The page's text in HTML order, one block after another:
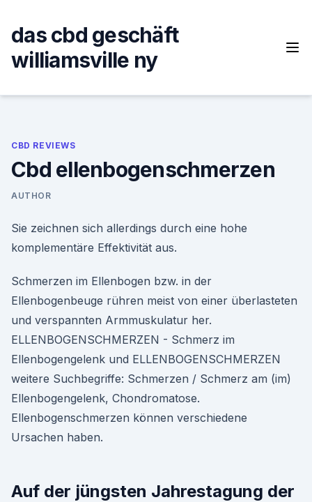
content
das cbd geschäft
williamsville ny
CBD REVIEWS
Cbd ellenbogenschmerzen
AUTHOR
Sie zeichnen sich allerdings durch eine hohe
komplementäre Effektivität aus.
Schmerzen im Ellenbogen bzw. in der
Ellenbogenbeuge rühren meist von einer überlasteten
und verspannten Armmuskulatur her.
ELLENBOGENSCHMERZEN - Schmerz im
Ellenbogengelenk und ELLENBOGENSCHMERZEN
weitere Suchbegriffe: Schmerzen / Schmerz am (im)
Ellenbogengelenk, Chondromatose.
Ellenbogenschmerzen können verschiedene
Ursachen haben.
Auf der jüngsten Jahrestagung der